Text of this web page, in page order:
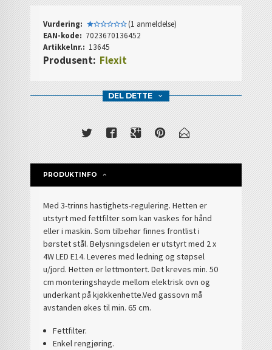
Vurdering:
(1 anmeldelse)
EAN-kode: 7023670136452
Artikkelnr.: 13645
Produsent: Flexit
DEL DETTE
PRODUKTINFO
Med 3-trinns hastighets-regulering. Hetten er
utstyrt med fettfilter som kan vaskes for hånd
eller i maskin. Som tilbehør finnes frontlist i
børstet stål. Belysningsdelen er utstyrt med 2 x
4W LED E14. Leveres med ledning og støpsel
u/jord. Hetten er lettmontert. Det kreves min. 50
cm monteringshøyde mellom elektrisk ovn og
underkant på kjøkkenhette.Ved gassovn må
avstanden økes til min. 65 cm.
Fettfilter.
Enkel rengjøring.